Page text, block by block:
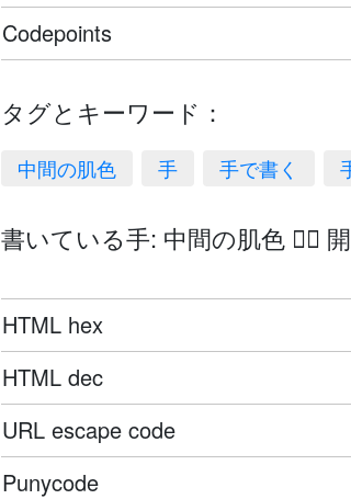
Codepoints
タグとキーワード：
中間の肌色 手 手で書く
書いている手: 中間の肌色 ✍🏽
HTML hex
HTML dec
URL escape code
Punycode